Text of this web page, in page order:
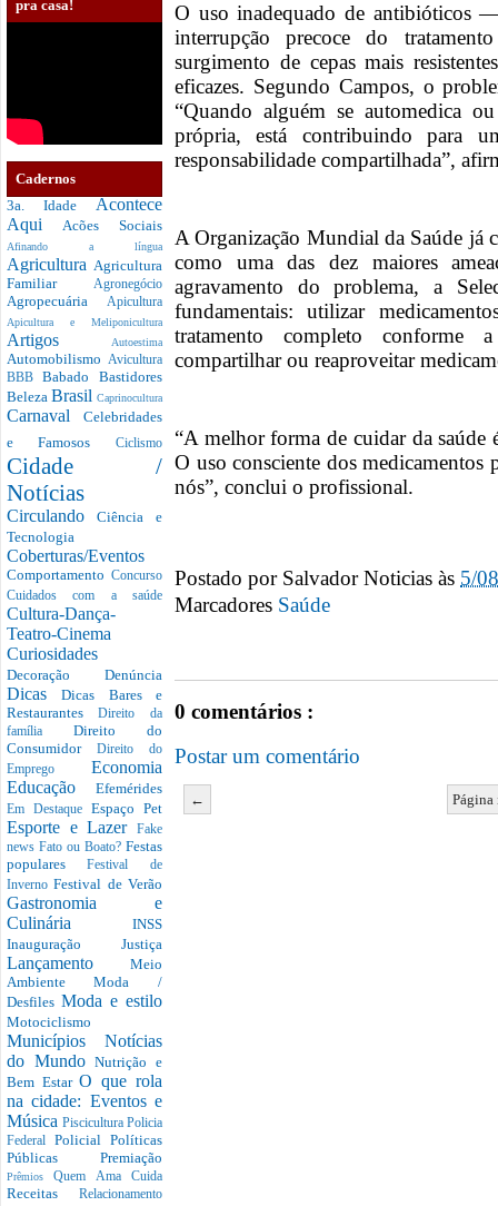
pra casa!
Cadernos
3a. Idade Acontece
Aqui Acões Sociais
Afinando a língua
Agricultura Agricultura
Familiar Agronegócio
Agropecuária Apicultura
Apicultura e Meliponicultura
Artigos Autoestima
Automobilismo Avicultura
BBBBabado Bastidores
Beleza Brasil Caprinocultura
Carnaval Celebridades
e Famosos Ciclismo
Cidade /
Notícias
CirculandoCiência e
Tecnologia
Coberturas/Eventos
Comportamento Concurso
Cuidados com a saúde
Cultura-Dança-
Teatro-Cinema
Curiosidades
Decoração Denúncia
DicasDicas Bares e
RestaurantesDireito da
família Direito do
Consumidor Direito do
Emprego Economia
Educação Efemérides
Em Destaque Espaço Pet
Esporte e Lazer
Fake
news Fato ou Boato? Festas
popularesFestival de
InvernoFestival de Verão
Gastronomia e
Culinária INSS
Inauguração Justiça
Lançamento Meio
AmbienteModa /
Desfiles Moda e estilo
Motociclismo
Municípios Notícias
do MundoNutrição e
Bem EstarO que rola
na cidade: Eventos e
Música Piscicultura Policia
Federal Policial Políticas
Públicas Premiação
PrêmiosQuem Ama Cuida
Receitas Relacionamento
O uso inadequado de antibióticos
interrupção precoce do
surgimento de cepas mais
eficazes. Segundo Campos, o
“Quando alguém se automedica
própria, está contribuindo para
responsabilidade compartilhada”,
A Organização Mundial da Saúde já
como uma das dez maiores
agravamento do problema, a
fundamentais: utilizar
tratamento completo conforme
compartilhar ou reaproveitar
“A melhor forma de cuidar da saúde
O uso consciente dos medicamentos
nós”, conclui o profissional.
Postado por Salvador Noticias às 5/
Marcadores Saúde
0 comentários :
Postar um comentário
←